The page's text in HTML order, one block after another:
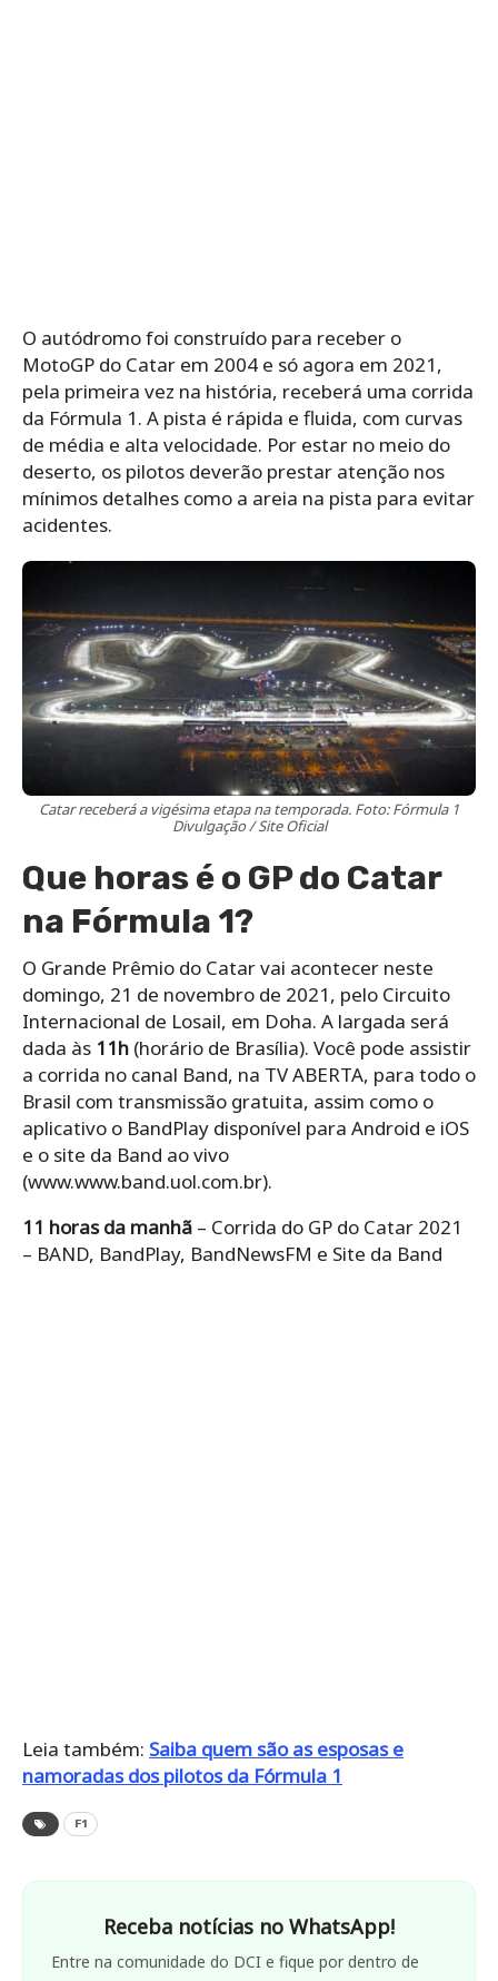
O autódromo foi construído para receber o
MotoGP do Catar em 2004 e só agora em 2021,
pela primeira vez na história, receberá uma corrida
da Fórmula 1. A pista é rápida e fluida, com curvas
de média e alta velocidade. Por estar no meio do
deserto, os pilotos deverão prestar atenção nos
mínimos detalhes como a areia na pista para evitar
acidentes.
Catar receberá a vigésima etapa na temporada. Foto: Fórmula 1
Divulgação / Site Oficial
Que horas é o GP do Catar
na Fórmula 1?
O Grande Prêmio do Catar vai acontecer neste
domingo, 21 de novembro de 2021, pelo Circuito
Internacional de Losail, em Doha. A largada será
dada às 11h (horário de Brasília). Você pode assistir
a corrida no canal Band, na TV ABERTA, para todo o
Brasil com transmissão gratuita, assim como o
aplicativo o BandPlay disponível para Android e iOS
e o site da Band ao vivo
(www.www.band.uol.com.br).
11 horas da manhã – Corrida do GP do Catar 2021
– BAND, BandPlay, BandNewsFM e Site da Band
Leia também: Saiba quem são as esposas e
namoradas dos pilotos da Fórmula 1
F1
Receba notícias no WhatsApp!
Entre na comunidade do DCI e fique por dentro de